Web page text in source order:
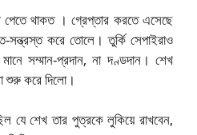
পেতে থাকত । গ্রেপ্তার করতে এসেছে
সন্ত্রস্ত করে তোলে। তুর্কি সেপাইরাও
সম্মান-প্রদান, না দণ্ডদান। শেখ
শুরু করে দিলো।
যে শেখ তার পুত্রকে লুকিয়ে রাখবেন,